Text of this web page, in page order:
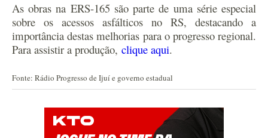
As obras na ERS-165 são parte de uma série especial
sobre os acessos asfálticos no RS, destacando a
importância destas melhorias para o progresso regional.
Para assistir a produção, clique aqui.
Fonte: Rádio Progresso de Ijuí e governo estadual